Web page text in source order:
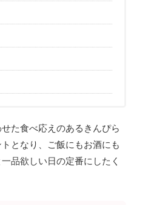
た食べ応えのあるきんぴら
となり、ご飯にもお酒にも
品欲しい日の定番にしたく